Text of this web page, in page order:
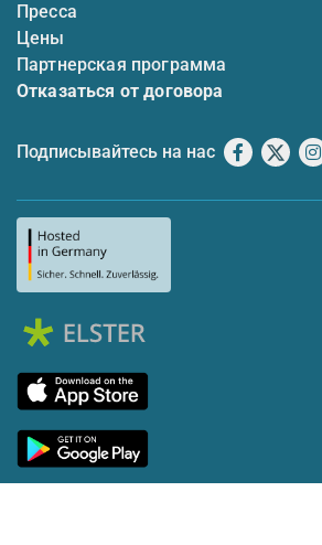
Пресса
Цены
Партнерская программа
Отказаться от договора
Подписывайтесь на нас Facebook
X